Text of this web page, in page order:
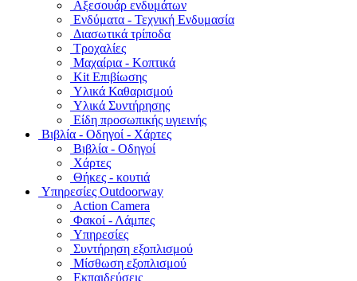
Αξεσουάρ ενδυμάτων
Ενδύματα - Τεχνική Ενδυμασία
Διασωτικά τρίποδα
Τροχαλίες
Μαχαίρια - Κοπτικά
Kit Επιβίωσης
Υλικά Καθαρισμού
Υλικά Συντήρησης
Είδη προσωπικής υγιεινής
Bιβλία - Οδηγοί - Χάρτες
Βιβλία - Οδηγοί
Χάρτες
Θήκες - κουτιά
Υπηρεσίες Outdoorway
Action Camera
Φακοί - Λάμπες
Υπηρεσίες
Συντήρηση εξοπλισμού
Μίσθωση εξοπλισμού
Εκπαιδεύσεις